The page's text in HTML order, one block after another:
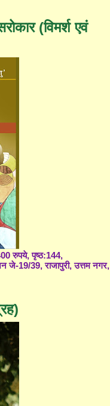
(विमर्श एवं
रुपये, पृष्ठ:144,
19/39, राजापुरी, उत्तम नगर,